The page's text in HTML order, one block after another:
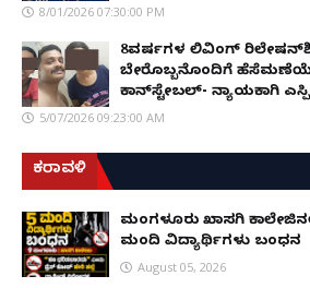
8/01/2026 07:30:00 PM
8ವರ್ಷಗಳ ಲಿವಿಂಗ್‌
ಬೇರೊಬ್ಬನೊಂದಿಗೆ
ಕಾನ್‌ಸ್ಟೇಬಲ್- ನ್ಯಾಯಕ್ಕಾಗಿ
5/07/2026 09:23:00 AM
ಕರಾವಳಿ
ಮಂಗಳೂರು ಖಾಸಗಿ
ಮಂದಿ ವಿದ್ಯಾರ್ಥಿಗಳು ಬಂಧನ
August 05, 2026